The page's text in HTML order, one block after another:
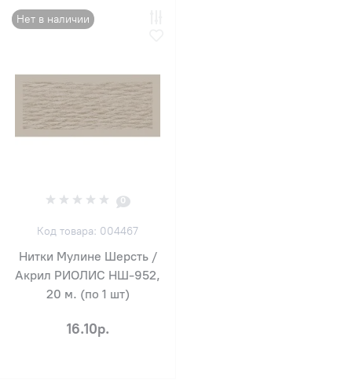
Нет в наличии
0
Код товара: 004467
Нитки Мулине Шерсть /
Акрил РИОЛИС НШ-952,
20 м. (по 1 шт)
16.10р.